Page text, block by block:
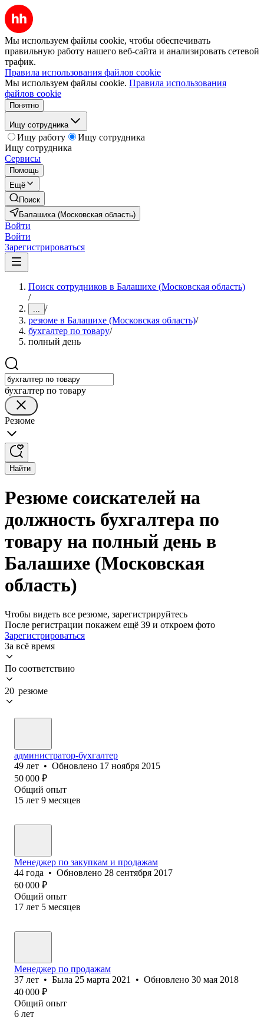
Мы используем файлы cookie, чтобы обеспечивать
правильную работу нашего веб-сайта и анализировать сетевой
трафик.
Правила использования файлов cookie
Мы используем файлы cookie. Правила использования
файлов cookie
Понятно
Ищу сотрудника
Ищу работу
Ищу сотрудника
Ищу сотрудника
Сервисы
Помощь
Ещё
Поиск
Балашиха (Московская область)
Войти
Войти
Зарегистрироваться
Поиск сотрудников в Балашихе (Московская область)
/
... /
резюме в Балашихе (Московская область)/
бухгалтер по товару/
полный день
бухгалтер по товару
Резюме
Найти
Резюме соискателей на
должность бухгалтера по
товару на полный день в
Балашихе (Московская
область)
Чтобы видеть все резюме, зарегистрируйтесь
После регистрации покажем ещё 39 и откроем фото
Зарегистрироваться
За всё время
По соответствию
20 резюме
администратор-бухгалтер
49 лет • Обновлено 17 ноября 2015
50 000 ₽
Общий опыт
15 лет 9 месяцев
Менеджер по закупкам и продажам
44 года • Обновлено 28 сентября 2017
60 000 ₽
Общий опыт
17 лет 5 месяцев
Менеджер по продажам
37 лет • Была 25 марта 2021 • Обновлено 30 мая 2018
40 000 ₽
Общий опыт
6 лет